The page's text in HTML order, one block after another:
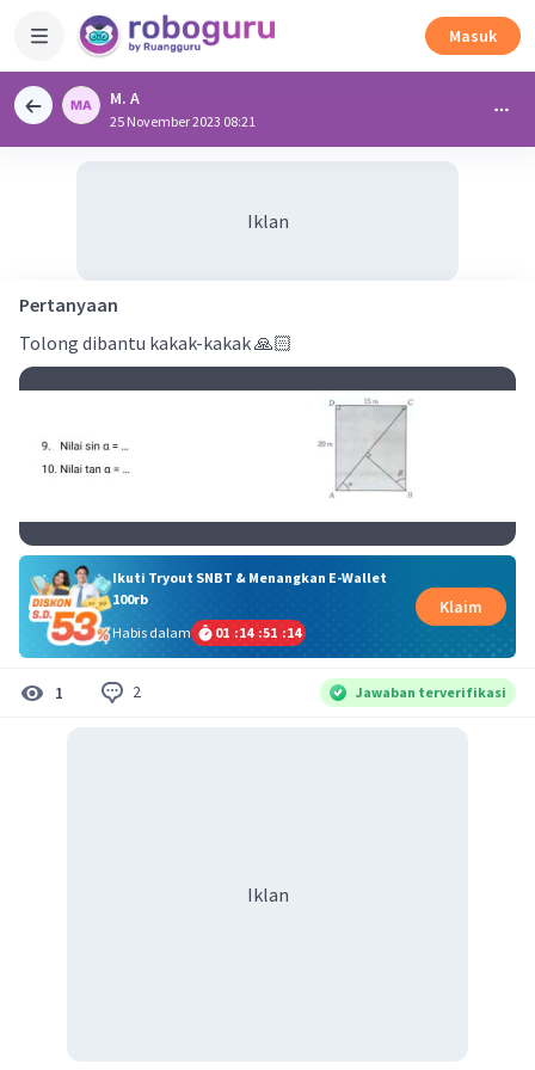
Masuk
M. A
25 November 2023 08:21
Iklan
Pertanyaan
Tolong dibantu kakak-kakak 🙏🏻
Ikuti Tryout SNBT & Menangkan E-Wallet
100rb
Habis dalam
01 :14 :51 :13
Klaim
1 2 Jawaban terverifikasi
Iklan